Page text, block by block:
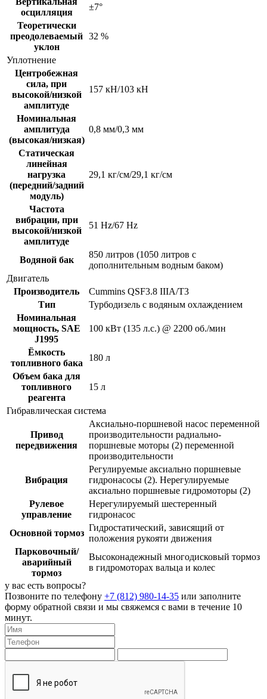
осцилляция
±7°
Теоретически
преодолеваемый
уклон
32 %
Уплотнение
Центробежная
сила, при
высокой/низкой
амплитуде
157 кН/103 кН
Номинальная
амплитуда
(высокая/низкая)
0,8 мм/0,3 мм
Статическая
линейная
нагрузка
(передний/задний
модуль)
29,1 кг/см/29,1 кг/см
Частота
вибрации, при
высокой/низкой
амплитуде
51 Hz/67 Hz
Водяной бак
850 литров (1050 литров с
дополнительным водным баком)
Двигатель
Производитель
Cummins QSF3.8 IIIA/T3
Тип
Турбодизель с водяным охлаждением
Номинальная
мощность, SAE
J1995
100 кВт (135 л.с.) @ 2200 об./мин
Ёмкость
топливного бака
180 л
Объем бака для
топливного
реагента
15 л
Гибравлическая система
Привод
передвижения
Аксиально-поршневой насос переменной
производительности радиально-
поршневые моторы (2) переменной
производительности
Вибрация
Регулируемые аксиально поршневые
гидронасосы (2). Нерегулируемые
аксиально поршневые гидромоторы (2)
Рулевое
управление
Нерегулируемый шестеренный
гидронасос
Основной тормоз
Гидростатический, зависящий от
положения рукояти движения
Парковочный/
аварийный
тормоз
Высоконадежный многодисковый тормоз
в гидромоторах вальца и колес
у вас есть вопросы?
Позвоните по телефону +7 (812) 980-14-35 или заполните
форму обратной связи и мы свяжемся с вами в течение 10
минут.